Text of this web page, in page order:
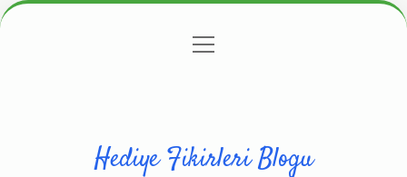
Gizlilik Politikası
menüyü
Hediye Fikirleri Blogu